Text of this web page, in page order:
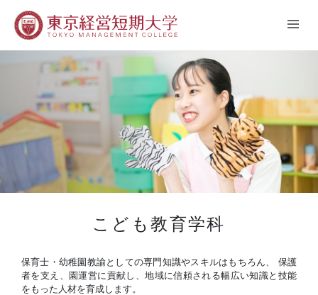
こども教育学科
保育士・幼稚園教諭としての専門知識やスキルはもちろん、 保護
者を支え、園運営に貢献し、地域に信頼される幅広い知識と技能
をもった人材を育成します。